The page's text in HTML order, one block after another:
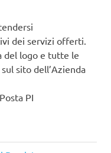
dei servizi offerti.
del logo e tutte le
sito dell’Azienda
PI